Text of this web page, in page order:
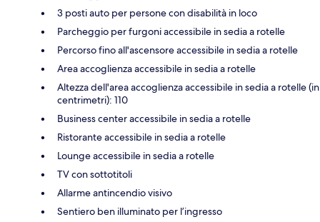
3 posti auto per persone con disabilità in loco
Parcheggio per furgoni accessibile in sedia a rotelle
Percorso fino all'ascensore accessibile in sedia a rotelle
Area accoglienza accessibile in sedia a rotelle
Altezza dell'area accoglienza accessibile in sedia a rotelle (in
centrimetri): 110
Business center accessibile in sedia a rotelle
Ristorante accessibile in sedia a rotelle
Lounge accessibile in sedia a rotelle
TV con sottotitoli
Allarme antincendio visivo
Sentiero ben illuminato per l’ingresso